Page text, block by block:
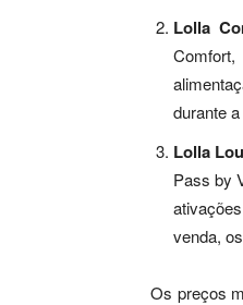
Lolla
durante
Lolla
Pass by
venda,
Os preços